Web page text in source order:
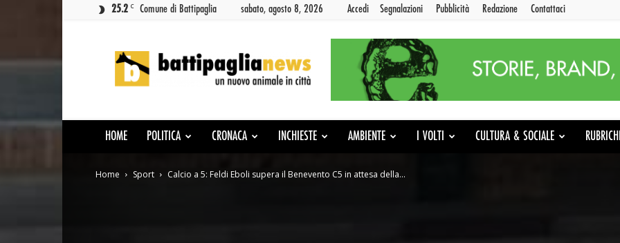
25.2 C Comune di Battipaglia sabato, agosto 8, 2026 Accedi Segnalazioni Pubblicità Redazione Contattaci
News
HOME POLITICA CRONACA INCHIESTE AMBIENTE I VOLTI CULTURA & SOCIALE
Home Sport Calcio a 5: Feldi Eboli supera il Benevento C5 in attesa della...